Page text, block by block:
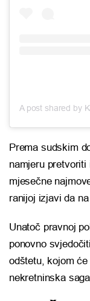
Prema sudskim
namjeru
mjesečne
ranijoj izjavi da
Unatoč pravnoj
ponovno
odštetu, kojom
nekretninska